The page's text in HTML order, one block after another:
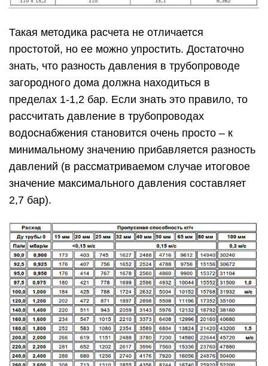
Такая методика расчета не отличается
простотой, но ее можно упростить. Достаточно
знать, что разность давления в трубопроводе
загородного дома должна находиться в
пределах 1-1,2 бар. Если знать это правило, то
рассчитать давление в трубопроводах
водоснабжения становится очень просто – к
минимальному значению прибавляется разность
давлений (в рассматриваемом случае итоговое
значение максимального давления составляет
2,7 бар).